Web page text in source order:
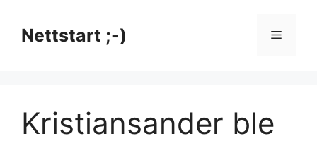
innholdNettstart ;-) Meny
Kristiansander ble